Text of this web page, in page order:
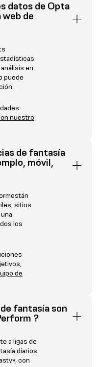
datos de Opta
web de
en
puede
nuestro
de fantasía
móvil,
sitios
los
de
fantasía son
?
a ligas de
diarios
con